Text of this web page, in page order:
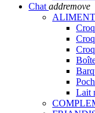
Chat addremove
Lait